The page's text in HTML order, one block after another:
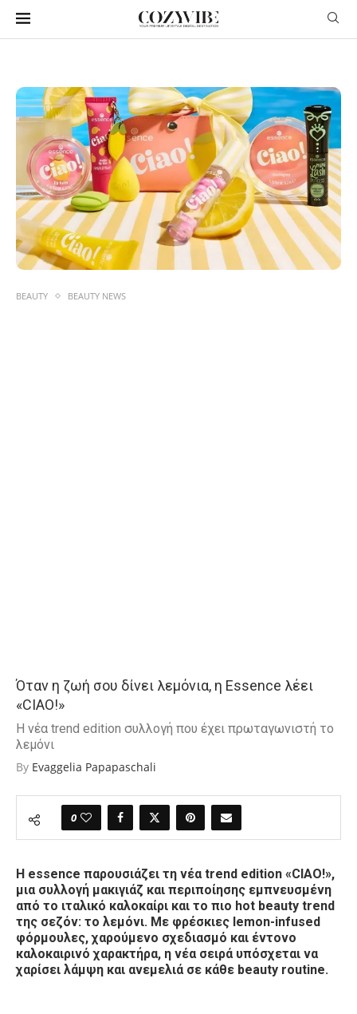
BEAUTY BEAUTY NEWS
Όταν η ζωή σου δίνει λεμόνια, η Essence λέει
«CIAO!»
Η νέα trend edition συλλογή που έχει πρωταγωνιστή το
λεμόνι
By Evaggelia Papapaschali
0
Η essence παρουσιάζει τη νέα trend edition «CIAO!»,
μια συλλογή μακιγιάζ και περιποίησης εμπνευσμένη
από το ιταλικό καλοκαίρι και το πιο hot beauty trend
της σεζόν: το λεμόνι. Με φρέσκιες lemon-infused
φόρμουλες, χαρούμενο σχεδιασμό και έντονο
καλοκαιρινό χαρακτήρα, η νέα σειρά υπόσχεται να
χαρίσει λάμψη και ανεμελιά σε κάθε beauty routine.